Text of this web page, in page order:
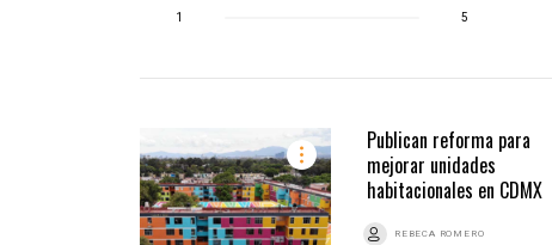
1 5
Publican reforma para
mejorar unidades
habitacionales en CDMX
REBECA ROMERO